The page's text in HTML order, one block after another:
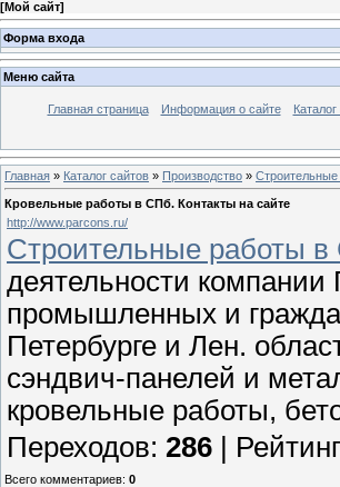
[Мой сайт]
Форма входа
Меню сайта
Главная страница Информация о сайте
Главная » Каталог сайтов » Производство »
Кровельные работы в СПб. Контакты на сайте
http://www.parcons.ru/
Строительные работы в
деятельности компании
промышленных и
Петербурге и Лен.
сэндвич-панелей и
кровельные работы,
Переходов: 286 | Рейтинг
Всего комментариев: 0